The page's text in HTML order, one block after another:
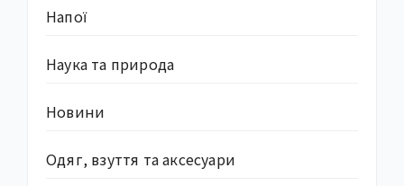
Напої
Наука та природа
Новини
Одяг, взуття та аксесуари